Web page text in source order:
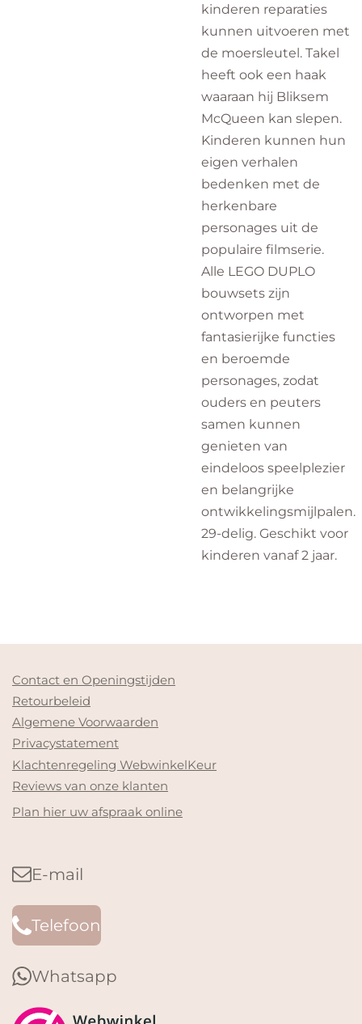
kinderen reparaties
kunnen uitvoeren met
de moersleutel. Takel
heeft ook een haak
waaraan hij Bliksem
McQueen kan slepen.
Kinderen kunnen hun
eigen verhalen
bedenken met de
herkenbare
personages uit de
populaire filmserie.
Alle LEGO DUPLO
bouwsets zijn
ontworpen met
fantasierijke functies
en beroemde
personages, zodat
ouders en peuters
samen kunnen
genieten van
eindeloos speelplezier
en belangrijke
ontwikkelingsmijlpalen.
29-delig. Geschikt voor
kinderen vanaf 2 jaar.
Contact en Openingstijden
Retourbeleid
Algemene Voorwaarden
Privacystatement
Klachtenregeling WebwinkelKeur
Reviews van onze klanten
Plan hier uw afspraak online
E-mail
Telefoon
Whatsapp